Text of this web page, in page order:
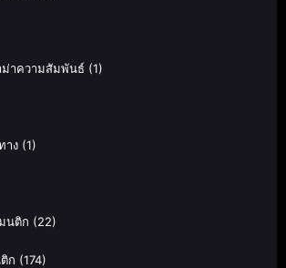
ม่าความสัมพันธ์ (1)
าง (1)
นติก (22)
ก (174)